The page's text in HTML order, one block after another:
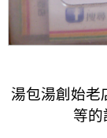
湯包湯創始老
等的